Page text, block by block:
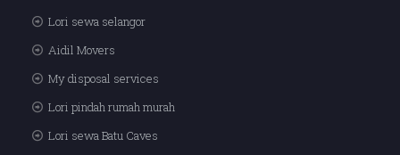
Lori sewa selangor
Aidil Movers
My disposal services
Lori pindah rumah murah
Lori sewa Batu Caves